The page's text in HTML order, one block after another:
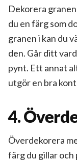
Dekorera
du en färg som
granen i kan du
den. Går ditt
pynt. Ett annat
utgör en bra
4.
Överdekorera
färg du gillar och